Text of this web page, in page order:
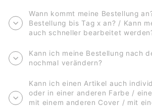
Wann kommt meine Bestellung
Bestellung bis Tag x an? / Kann
auch schneller bearbeitet
Kann ich meine Bestellung nach
nochmal verändern?
Kann ich einen Artikel auch
oder in einer anderen Farbe /
mit einem anderen Cover / mit